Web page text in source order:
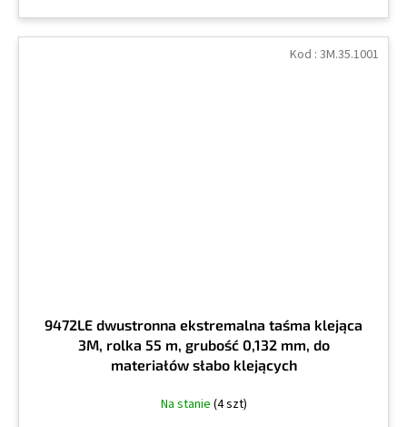
9472LE dwustronna ekstremalna taśma klejąca
3M, rolka 55 m, grubość 0,132 mm, do
materiałów słabo klejących
Na stanie (4 szt)
Kod : 3M.35.1001